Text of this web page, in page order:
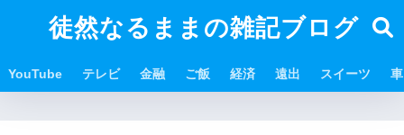
徒然なるままの雑記ブログ
YouTube テレビ 金融 ご飯 経済 遠出 スイーツ 車